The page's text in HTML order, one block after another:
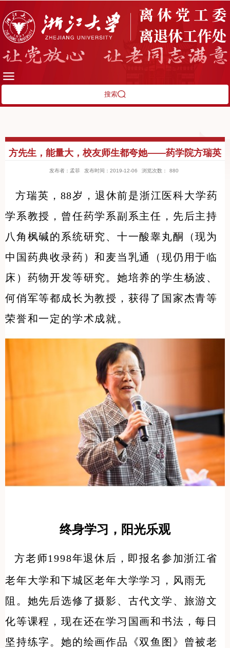
搜索
方先生，能量大，校友师生都夸她——药学院方瑞英
发布者：孟菲 发布时间：2019-12-06 浏览次数： 880
方瑞英， 88岁，退休前是浙江医科大学药
学系教授，曾任药学系副系主任，先后主持
八角枫碱的系统研究、十一酸睾丸酮（现为
中国药典收录药）和麦当乳通（现仍用于临
床）药物开发等研究。她培养的学生杨波、
何俏军等都成长为教授，获得了国家杰青等
荣誉和一定的学术成就。
终身学习，阳光乐观
方老师1998年退休后，即报名参加浙江省
老年大学和下城区老年大学学习，风雨无
阻。她先后选修了摄影、古代文学、旅游文
化等课程，现在还在学习国画和书法，每日
坚持练字。她的绘画作品《双鱼图》曾被老